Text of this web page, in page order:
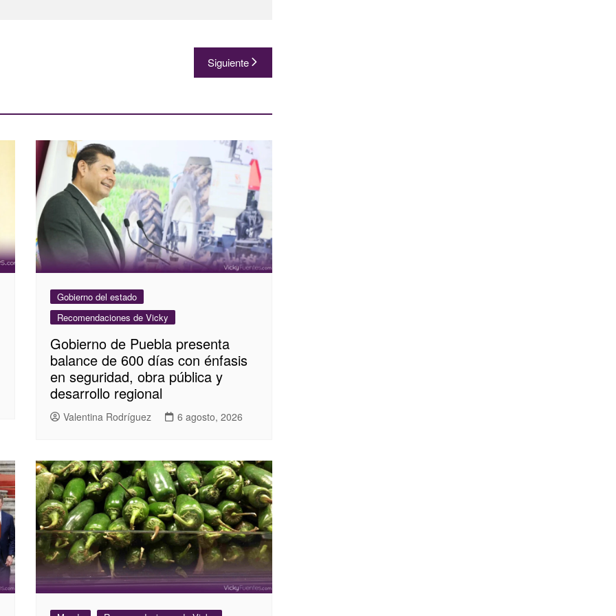
Siguiente
Gobierno del estado
Recomendaciones de Vicky
Gobierno de Puebla presenta
balance de 600 días con énfasis
en seguridad, obra pública y
desarrollo regional
Valentina Rodríguez 6 agosto, 2026